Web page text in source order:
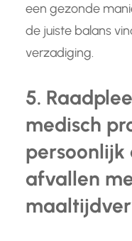
een gezonde
de juiste balans
verzadiging.
5.
medisch
persoonlijk
afvallen